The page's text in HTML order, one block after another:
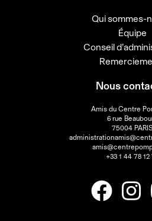
Qui sommes-
Équipe
Conseil
Nous
Amis du Centre
6 rue
75004
+33 1 44 78 12